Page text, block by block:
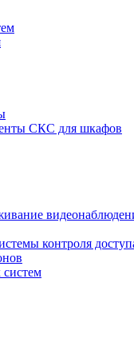
СКС для шкафов
контроля